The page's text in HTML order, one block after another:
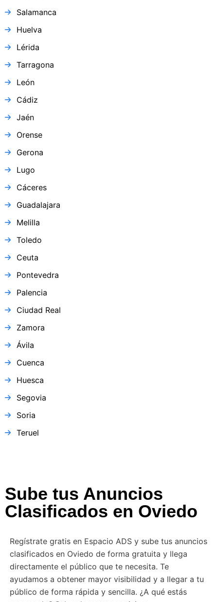
Salamanca
Huelva
Lérida
Tarragona
León
Cádiz
Jaén
Orense
Gerona
Lugo
Cáceres
Guadalajara
Melilla
Toledo
Ceuta
Pontevedra
Palencia
Ciudad Real
Zamora
Ávila
Cuenca
Huesca
Segovia
Soria
Teruel
Sube tus Anuncios
Clasificados en Oviedo
Regístrate gratis en Espacio ADS y sube tus anuncios
clasificados en Oviedo de forma gratuita y llega
directamente el público que te necesita. Te
ayudamos a obtener mayor visibilidad y a llegar a tu
público de forma rápida y sencilla. ¿A qué estás